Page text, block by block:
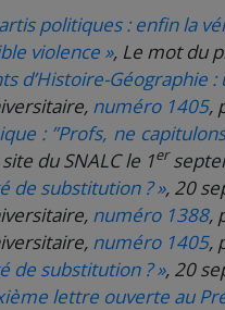
politiques : enfin la
violence », Le mot du
d’Histoire-Géographie
numéro 1405,
: ”Profs, ne
du SNALC le 1er
de substitution ? », 20
numéro 1388,
numéro 1405,
de substitution ? », 20
lettre ouverte au